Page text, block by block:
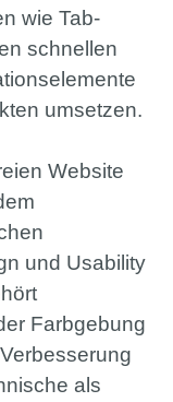
wie Tab-
schnellen
umsetzen.
Website
und Usability
Farbgebung
als